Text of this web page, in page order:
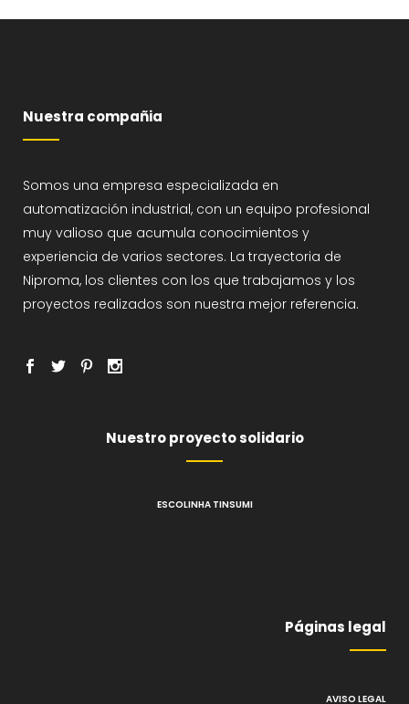
Nuestra compañia
Somos una empresa especializada en
automatización industrial, con un equipo profesional
muy valioso que acumula conocimientos y
experiencia de varios sectores. La trayectoria de
Niproma, los clientes con los que trabajamos y los
proyectos realizados son nuestra mejor referencia.
Nuestro proyecto solidario
ESCOLINHA TINSUMI
Páginas legal
AVISO LEGAL